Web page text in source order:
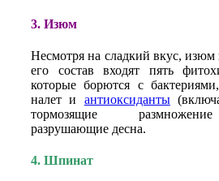
3. Изюм
Несмотря на сладкий вкус, изюм
его состав входят пять
которые борются с
налет и антиоксиданты
тормозящие
разрушающие десна.
4. Шпинат